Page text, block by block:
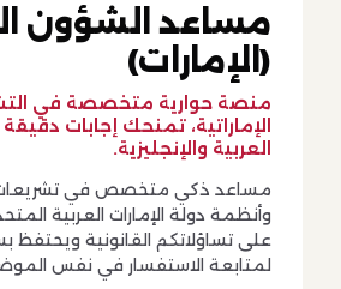
مساعد الشؤون
(الإمارات)
منصة حوارية متخصصة في
الإماراتية، تمنحك إجابات
العربية والإنجليزية.
مساعد ذكي متخصص في تشريعات
وأنظمة دولة الإمارات العربية
على تساؤلاتكم القانونية ويحتفظ
لمتابعة الاستفسار في نفس